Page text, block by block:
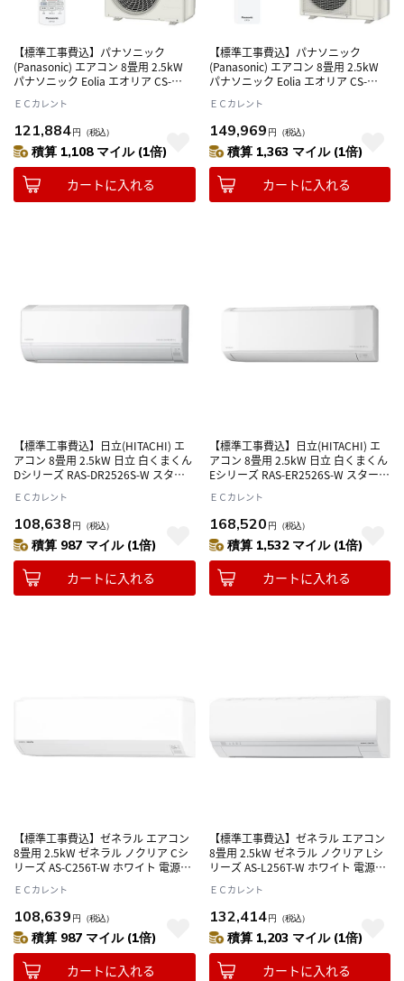
【標準工事費込】パナソニック
(Panasonic) エアコン 8畳用 2.5kW
パナソニック Eolia エオリア CS-
100V
ＥＣカレント
121,884円 （税込）
積算 1,108 マイル (1倍)
カートに入れる
【標準工事費込】パナソニック
(Panasonic) エアコン 8畳用 2.5kW
パナソニック Eolia エオリア CS-
100V
ＥＣカレント
149,969 円 （税込）
積算 1,363 マイル (1倍)
カートに入れる
【標準工事費込】日立(HITACHI) エ
アコン 8畳用 2.5kW 日立 白くまくん
Dシリーズ RAS-DR2526S-W スター
ＥＣカレント
108,638 円 （税込）
積算 987 マイル (1倍)
カートに入れる
【標準工事費込】日立(HITACHI) エ
アコン 8畳用 2.5kW 日立 白くまくん
Eシリーズ RAS-ER2526S-W スターホ
ＥＣカレント
168,520 円 （税込）
積算 1,532 マイル (1倍)
カートに入れる
【標準工事費込】ゼネラル エアコン
8畳用 2.5kW ゼネラル ノクリア Cシ
リーズ AS-C256T-W ホワイト 電源
ＥＣカレント
108,639 円 （税込）
積算 987 マイル (1倍)
カートに入れる
【標準工事費込】ゼネラル エアコン
8畳用 2.5kW ゼネラル ノクリア Lシ
リーズ AS-L256T-W ホワイト 電源
ＥＣカレント
132,414円 （税込）
積算 1,203 マイル (1倍)
カートに入れる